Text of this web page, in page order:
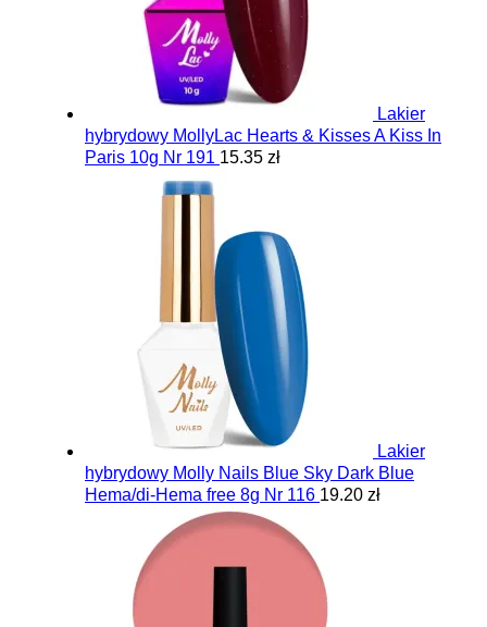
Lakier
hybrydowy MollyLac Hearts & Kisses A Kiss In
Paris 10g Nr 191 15.35 zł
Lakier
hybrydowy Molly Nails Blue Sky Dark Blue
Hema/di-Hema free 8g Nr 116 19.20 zł